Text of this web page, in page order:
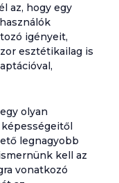
az, hogy egy
igényeit,
esztétikailag is
olyan
legnagyobb
kell az
vonatkozó